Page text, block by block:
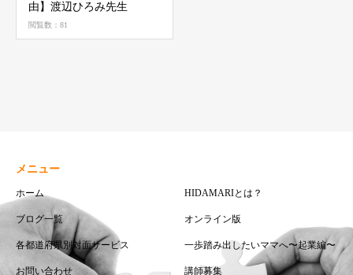
由】渡辺ひろみ先生
閲覧数：81
メニュー
ホーム HIDAMARIとは？
ブログ一覧 オンライン版
各都道府県別対面サービス 一歩踏み出したいママへ〜起業編〜
お問い合わせ 講師募集